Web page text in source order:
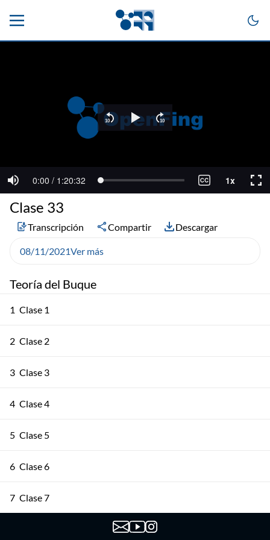
Teoría del Buque
1 Clase 1
2 Clase 2
3 Clase 3
4 Clase 4
5 Clase 5
6 Clase 6
7 Clase 7
Clase 33
Transcripción Compartir Descargar
08/11/2021Ver más